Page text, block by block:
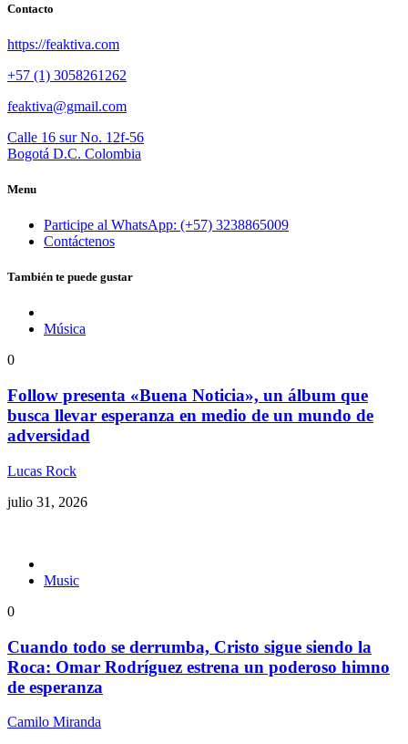
Contacto
https://feaktiva.com
+57 (1) 3058261262
feaktiva@gmail.com
Calle 16 sur No. 12f-56
Bogotá D.C. Colombia
Menu
Participe al WhatsApp: (+57) 3238865009
Contáctenos
También te puede gustar
Música
0
Follow presenta «Buena Noticia», un álbum que
busca llevar esperanza en medio de un mundo de
adversidad
Lucas Rock
julio 31, 2026
Music
0
Cuando todo se derrumba, Cristo sigue siendo la
Roca: Omar Rodríguez estrena un poderoso himno
de esperanza
Camilo Miranda